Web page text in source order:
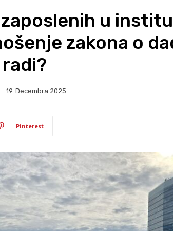
u
zakona o
19. Decembra 2025.
Pinterest